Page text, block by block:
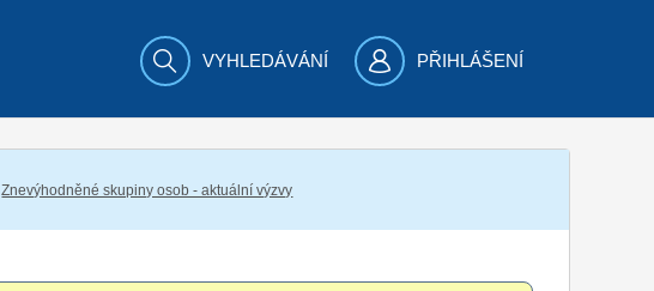
VYHLEDÁVÁNÍ PŘIHLÁŠENÍ
Znevýhodněné skupiny osob - aktuální výzvy